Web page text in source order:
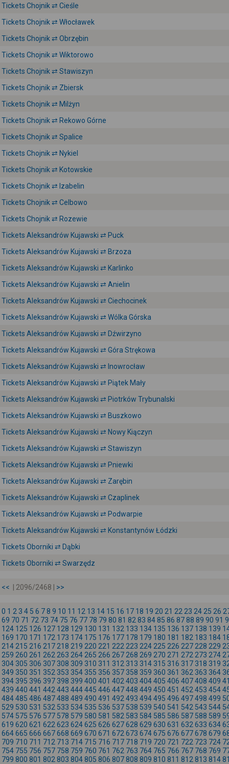
Tickets Chojnik ⇄ Cieśle
Tickets Chojnik ⇄ Włocławek
Tickets Chojnik ⇄ Obrzębin
Tickets Chojnik ⇄ Wiktorowo
Tickets Chojnik ⇄ Stawiszyn
Tickets Chojnik ⇄ Zbiersk
Tickets Chojnik ⇄ Milżyn
Tickets Chojnik ⇄ Rekowo Górne
Tickets Chojnik ⇄ Spalice
Tickets Chojnik ⇄ Nykiel
Tickets Chojnik ⇄ Kotowskie
Tickets Chojnik ⇄ Izabelin
Tickets Chojnik ⇄ Celbowo
Tickets Chojnik ⇄ Rozewie
Tickets Aleksandrów Kujawski ⇄ Puck
Tickets Aleksandrów Kujawski ⇄ Brzoza
Tickets Aleksandrów Kujawski ⇄ Karlinko
Tickets Aleksandrów Kujawski ⇄ Anielin
Tickets Aleksandrów Kujawski ⇄ Ciechocinek
Tickets Aleksandrów Kujawski ⇄ Wólka Górska
Tickets Aleksandrów Kujawski ⇄ Dźwirzyno
Tickets Aleksandrów Kujawski ⇄ Góra Strękowa
Tickets Aleksandrów Kujawski ⇄ Inowrocław
Tickets Aleksandrów Kujawski ⇄ Piątek Mały
Tickets Aleksandrów Kujawski ⇄ Piotrków Trybunalski
Tickets Aleksandrów Kujawski ⇄ Buszkowo
Tickets Aleksandrów Kujawski ⇄ Nowy Kiączyn
Tickets Aleksandrów Kujawski ⇄ Stawiszyn
Tickets Aleksandrów Kujawski ⇄ Pniewki
Tickets Aleksandrów Kujawski ⇄ Zarębin
Tickets Aleksandrów Kujawski ⇄ Czaplinek
Tickets Aleksandrów Kujawski ⇄ Podwarpie
Tickets Aleksandrów Kujawski ⇄ Konstantynów Łódzki
Tickets Oborniki ⇄ Dąbki
Tickets Oborniki ⇄ Swarzędz
<< | 2096/2468 | >>
0 1 2 3 4 5 6 78 9 10 11 12 13 14 15 16 17 18 19 20 21 22 23 24 25 26
69 70 71 72 73 74 75 76 77 78 79 80 81 82 83 8485 86 8788 89 90 91
124 125 126 127 128 129 130 131 132 133 134 135 136 137 138 139
169 170 171 172 173 174 175 176 177 178 179 180 181 182 183 184
214 215 216 217 218 219 220 221 222 223 224 225 226 227 228 229
259 260 261 262 263 264 265 266 267 268 269 270 271 272 273 274
304 305 306 307 308 309 310 311 312 313 314 315 316 317 318 319
349 350 351 352 353 354 355 356 357 358 359 360 361 362 363 364
394 395 396 397 398 399 400 401 402 403 404405 406 407408 409
439 440 441 442 443 444445 446 447448 449 450 451 452 453 454
484485 486 487488 489 490 491 492 493 494495 496 497498 499
529 530 531 532 533 534 535 536 537 538 539 540 541 542 543 544
574 575 576 577 578 579 580 581 582 583 584 585 586 587 588 589
619 620 621 622 623 624625 626 627628 629 630 631 632 633 634
664665 666 667668 669 670 671 672 673 674675 676 677678 679
709 710 711 712 713 714 715 716 717 718 719 720 721 722 723 724
754 755 756 757 758 759 760 761 762 763 764 765 766 767 768 769
799 800 801 802 803 804805 806 807808 809 810 811 812 813 814